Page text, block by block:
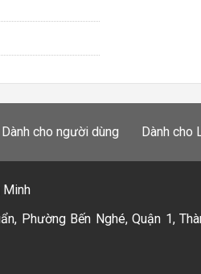
Dành cho người dùng Dành cho
Minh
Phường Bến Nghé, Quận 1,